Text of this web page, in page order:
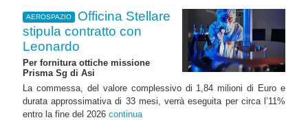
AEROSPAZIO
Officina Stellare
stipula contratto con
Leonardo
Per fornitura ottiche missione
Prisma Sg di Asi
La commessa, del valore complessivo di 1,84 milioni di Euro e
durata approssimativa di 33 mesi, verrà eseguita per circa l’11%
entro la fine del 2026 continua